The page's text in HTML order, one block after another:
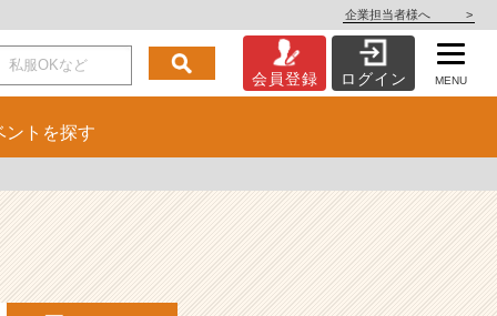
企業担当者様へ >
会員登録 ログイン MENU
ント を探す